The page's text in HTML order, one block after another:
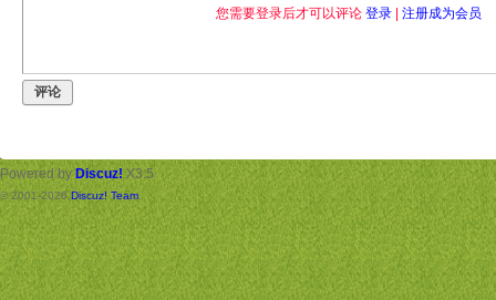
您需要登录后才可以评论 登录 注册成为会员
评论
Powered byDiscuz! X3.5
© 2001-2026Discuz! Team.